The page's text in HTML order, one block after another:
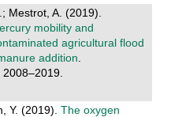
Mestrot, A. (2019).
mobility and
agricultural flood
addition
Y. (2019). The oxygen